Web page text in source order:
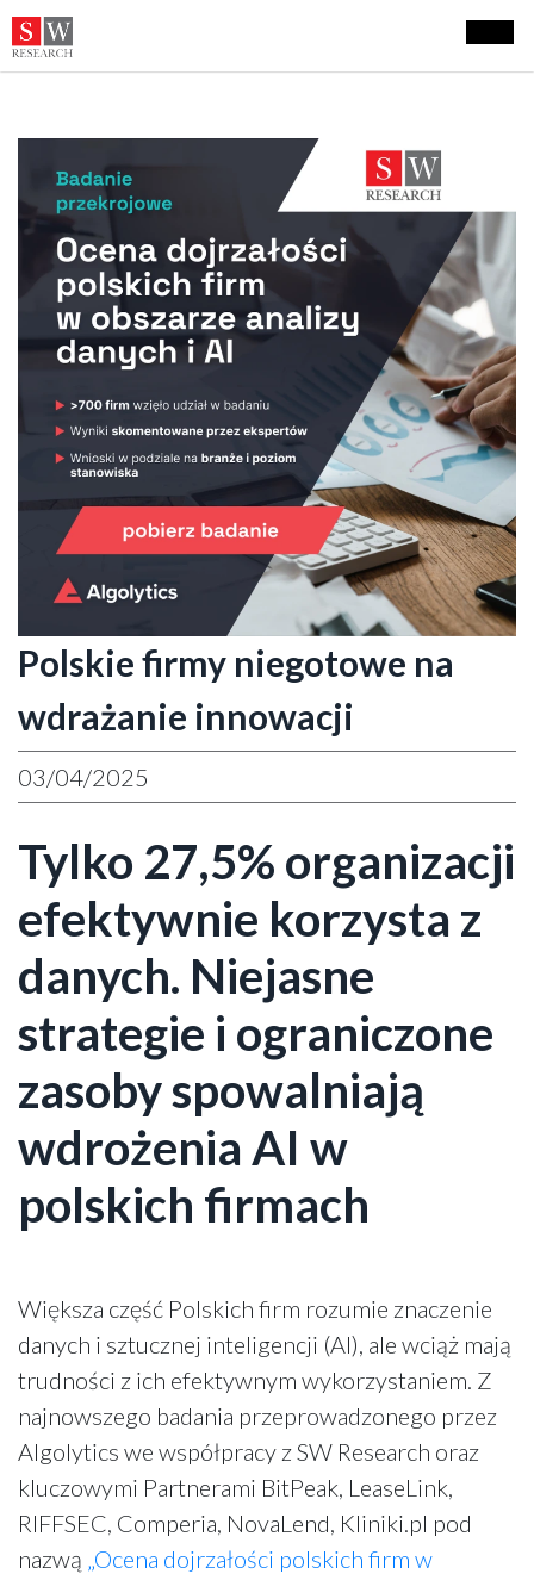
Polskie firmy niegotowe na
wdrażanie innowacji
03/04/2025
Tylko 27,5% organizacji
efektywnie korzysta z
danych. Niejasne
strategie i ograniczone
zasoby spowalniają
wdrożenia AI w
polskich firmach
Większa część Polskich firm rozumie znaczenie
danych i sztucznej inteligencji (AI), ale wciąż mają
trudności z ich efektywnym wykorzystaniem. Z
najnowszego badania przeprowadzonego przez
Algolytics we współpracy z SW Research oraz
kluczowymi Partnerami BitPeak, LeaseLink,
RIFFSEC, Comperia, NovaLend, Kliniki.pl pod
nazwą „Ocena dojrzałości polskich firm w